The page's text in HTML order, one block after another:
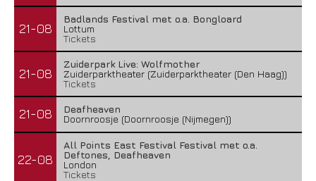
21-08
Badlands Festival met o.a. Bongloard
Lottum
Tickets
21-08
Zuiderpark Live: Wolfmother
Zuiderparktheater (Zuiderparktheater (Den Haag))
Tickets
21-08
Deafheaven
Doornroosje (Doornroosje (Nijmegen))
22-08
All Points East Festival Festival met o.a.
Deftones, Deafheaven
London
Tickets